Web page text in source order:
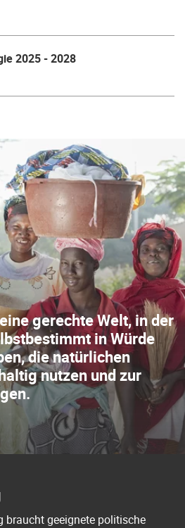
2025 - 2028
gerechte Welt, in der
in Würde
die natürlichen
nutzen und zur
braucht geeignete politische